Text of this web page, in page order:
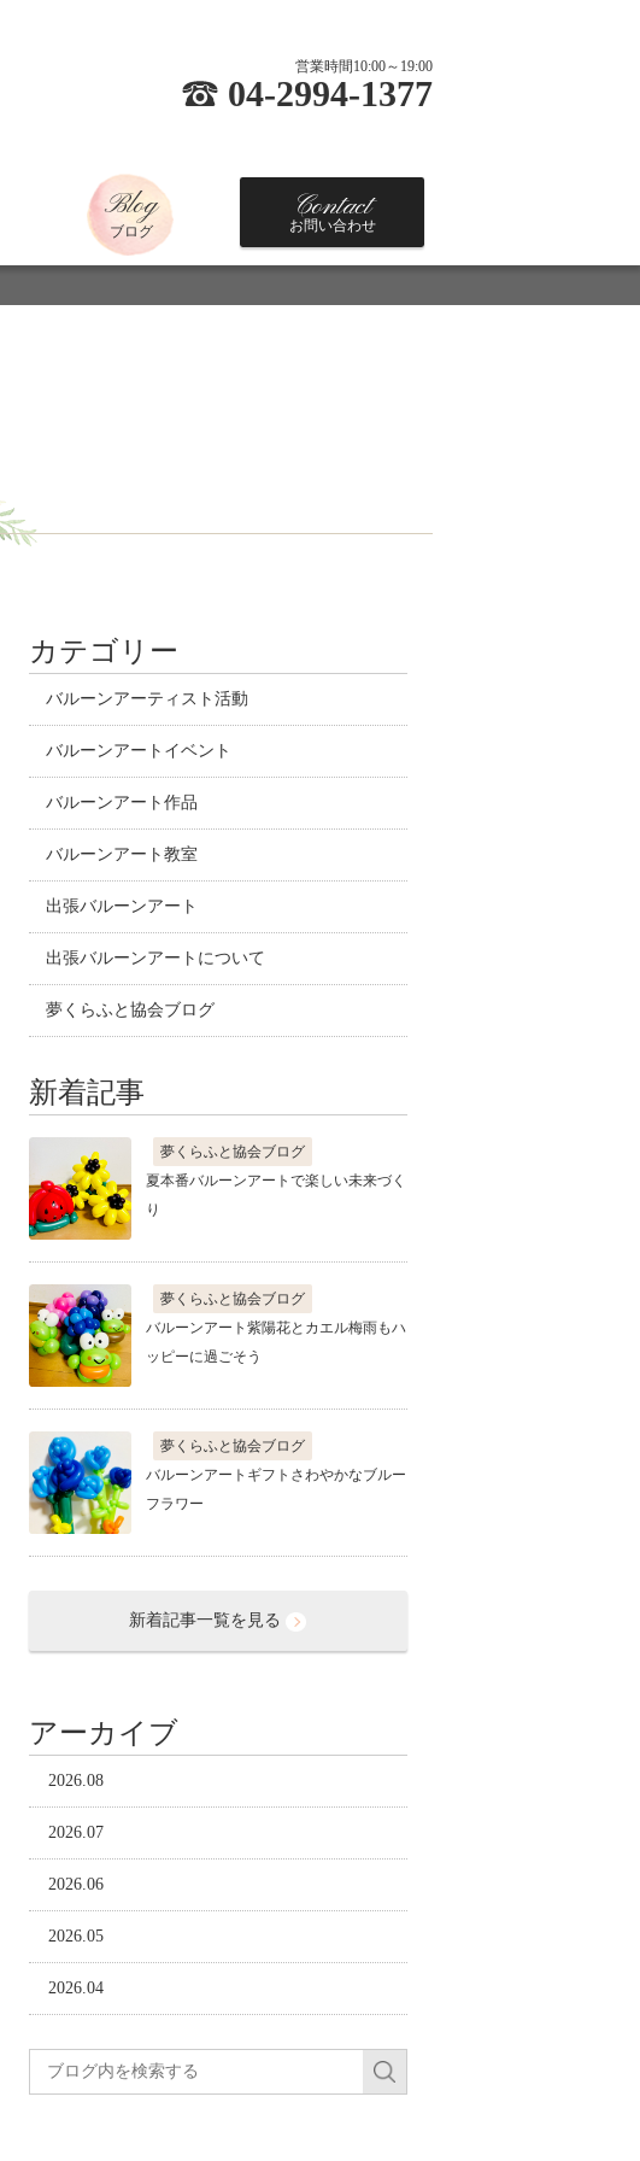
営業時間10:00～19:00
04-2994-1377
Blog
ブログ
Contact
お問い合わせ
カテゴリー
バルーンアーティスト活動
バルーンアートイベント
バルーンアート作品
バルーンアート教室
出張バルーンアート
出張バルーンアートについて
夢くらふと協会ブログ
新着記事
夢くらふと協会ブログ
夏本番バルーンアートで楽しい未来づく
り
夢くらふと協会ブログ
バルーンアート紫陽花とカエル梅雨もハ
ッピーに過ごそう
夢くらふと協会ブログ
バルーンアートギフトさわやかなブルー
フラワー
新着記事一覧を見る
アーカイブ
2026.08
2026.07
2026.06
2026.05
2026.04